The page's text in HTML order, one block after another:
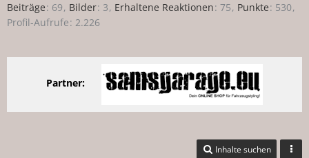
Beiträge 69 Bilder 3 Erhaltene Reaktionen 75 Punkte 530
Profil-Aufrufe 2.226
Partner:
Inhalte suchen